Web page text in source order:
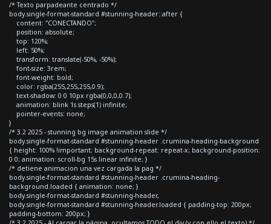
/* Texto parpadeante centrado */
body.single-format-standard #stunning-header::after {
content: "CONECTANDO";
position: absolute;
top: 120%;
left: 50%;
transform: translate(-50%, -50%);
font-size: 3rem;
font-weight: bold;
color: rgba(255,255,255,0.9);
text-shadow: 0 0 10px rgba(0,0,0,0.7);
animation: blink 1s steps(1) infinite;
pointer-events: none;
}
/* 3.2 2025 - stunning bg image animation slide */
body.single-format-standard #stunning-header .crumina-heading-background
{ height: 100% !important; background-repeat: repeat-x; background-position:
0 0; animation: scroll-bg 15s linear infinite; }
/* detiene animacion una vez cargada la pag */
body.single-format-standard #stunning-header .crumina-heading-
background.loaded { animation: none; }
body.single-format-standard #stunning-header,
body.single-format-standard #stunning-header.loaded { padding-top: 200px;
padding-bottom: 200px; }